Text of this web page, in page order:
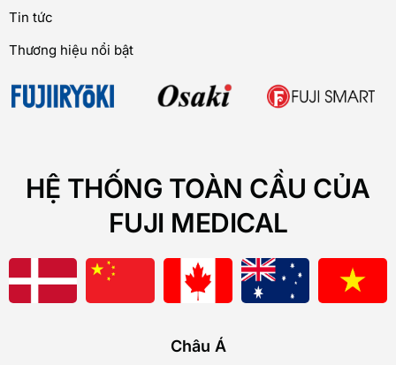
Tin tức
Thương hiệu nổi bật
HỆ THỐNG TOÀN CẦU CỦA
FUJI MEDICAL
Châu Á